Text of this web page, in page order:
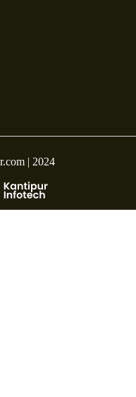
| 2024